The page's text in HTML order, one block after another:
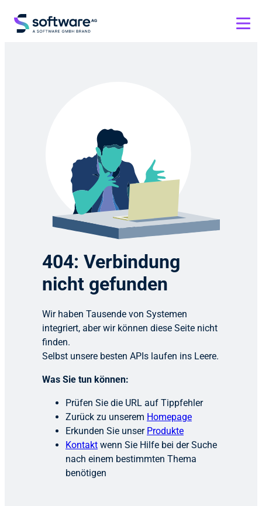
404: Verbindung
nicht gefunden
Wir haben Tausende von Systemen
integriert, aber wir können diese Seite nicht
finden.
Selbst unsere besten APIs laufen ins Leere.
Was Sie tun können:
Prüfen Sie die URL auf Tippfehler
Zurück zu unserem Homepage
Erkunden Sie unser Produkte
Kontakt wenn Sie Hilfe bei der Suche
nach einem bestimmten Thema
benötigen